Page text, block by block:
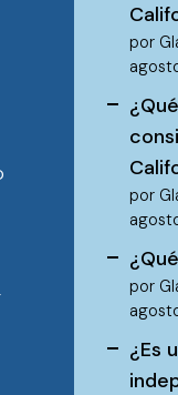
por
por
por
¿Es